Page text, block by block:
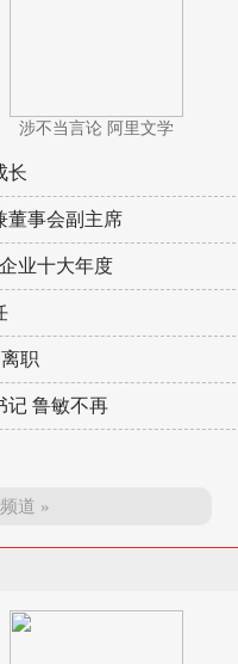
涉不当言论 阿里文学
长
董事会副主席
业十大年度
职
记 鲁敏不再
道 »